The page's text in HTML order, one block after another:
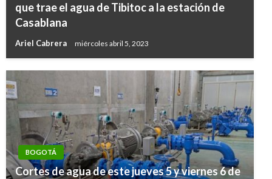
que trae el agua de Tibitoc a la estación de
Casablana
Ariel Cabrera miércoles abril 5, 2023
BOGOTÁ
Cortes de agua de este jueves 5 y viernes 6 de